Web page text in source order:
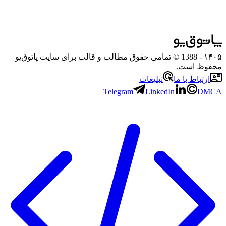
۱۴۰۵
- 1388 © تمامی حقوق مطالب و قالب برای سایت پاتوق‌یو
محفوظ است.
ارتباط با ما
تبلیغات
Telegram
LinkedIn DMCA